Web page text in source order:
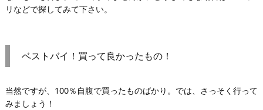
リなどで探してみて下さい。
ベストバイ！買って良かったもの！
当然ですが、100％自腹で買ったものばかり。では、さっそく行って
みましょう！